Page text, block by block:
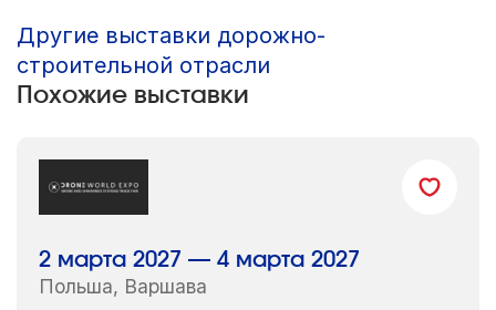
Другие выставки дорожно-
строительной отрасли
Похожие выставки
2 марта 2027 — 4 марта 2027
Польша, Варшава